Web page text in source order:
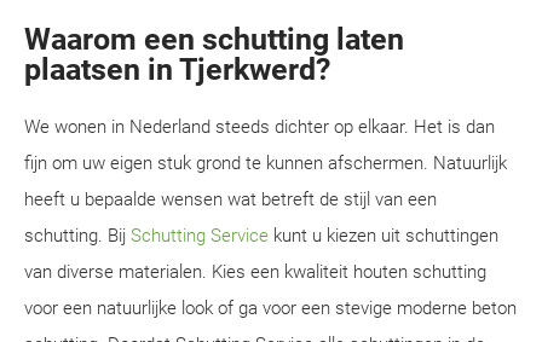
Waarom een schutting laten
plaatsen in Tjerkwerd?
We wonen in Nederland steeds dichter op elkaar. Het is dan
fijn om uw eigen stuk grond te kunnen afschermen. Natuurlijk
heeft u bepaalde wensen wat betreft de stijl van een
schutting. Bij Schutting Service kunt u kiezen uit schuttingen
van diverse materialen. Kies een kwaliteit houten schutting
voor een natuurlijke look of ga voor een stevige moderne beton